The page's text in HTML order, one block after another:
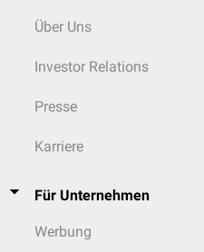
Über Uns
Investor Relations
Presse
Karriere
Für Unternehmen
Werbung